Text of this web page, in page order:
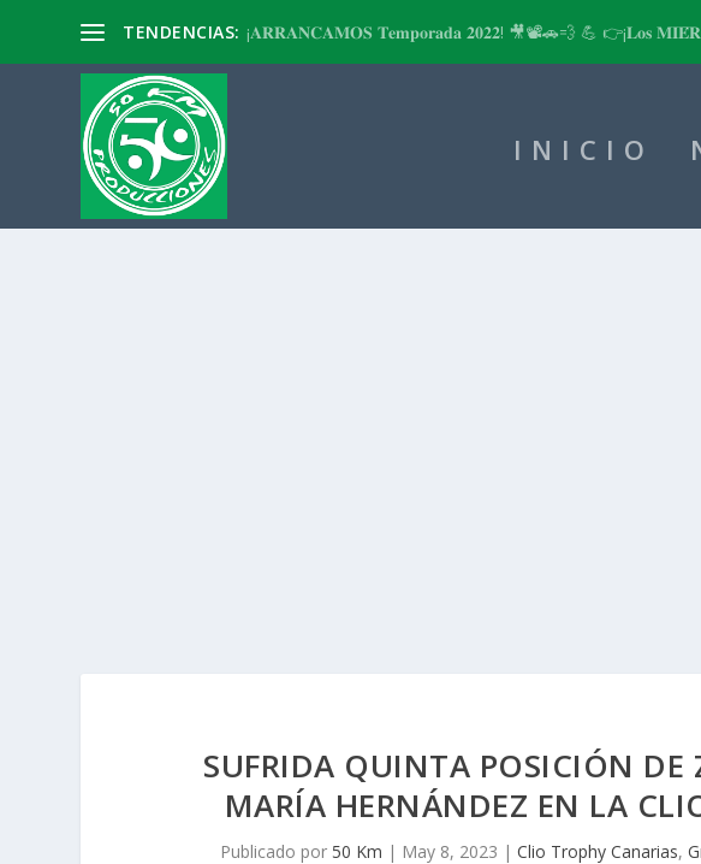
TENDENCIAS: ¡𝐀𝐑𝐑𝐀𝐍𝐂𝐀𝐌𝐎𝐒 𝐓𝐞𝐦𝐩𝐨𝐫𝐚𝐝𝐚 𝟐𝟎𝟐𝟐! 🎥📽🚗💨 💪 👉¡𝐋𝐨𝐬
INICIO
SUFRIDA QUINTA POSICIÓN
MARÍA HERNÁNDEZ EN LA
Publicado por 50 Km | May 8, 2023 | Clio Trophy Canarias,